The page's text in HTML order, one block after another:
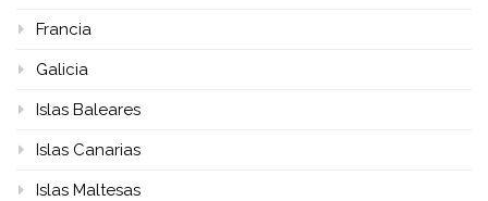
Francia
Galicia
Islas Baleares
Islas Canarias
Islas Maltesas